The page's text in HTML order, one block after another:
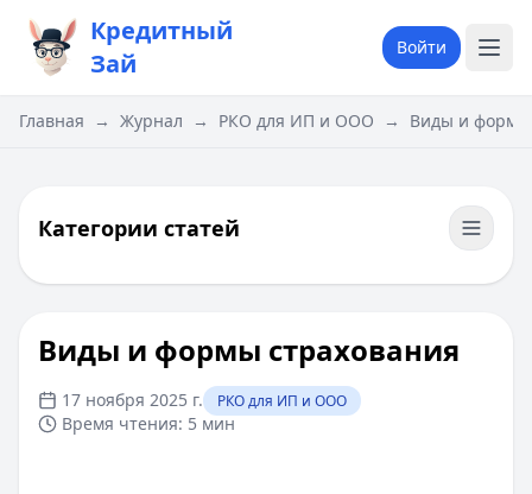
Кредитный
Зай
Войти
Главная → Журнал → РКО для ИП и ООО → ​Виды и формы
Категории статей
​Виды и формы страхования
17 ноября 2025 г. РКО для ИП и ООО
Время чтения: 5 мин